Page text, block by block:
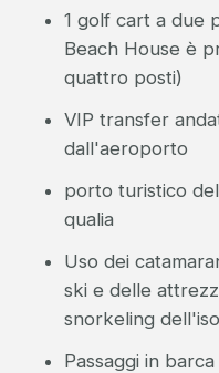
1 golf cart a due
Beach House è
quattro posti)
VIP transfer
dall'aeroporto
porto turistico
qualia
Uso dei
ski e delle
snorkeling
Passaggi in